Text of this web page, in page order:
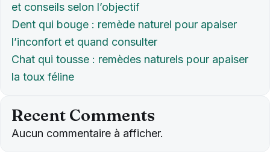
et conseils selon l’objectif
Dent qui bouge : remède naturel pour apaiser
l’inconfort et quand consulter
Chat qui tousse : remèdes naturels pour apaiser
la toux féline
Recent Comments
Aucun commentaire à afficher.